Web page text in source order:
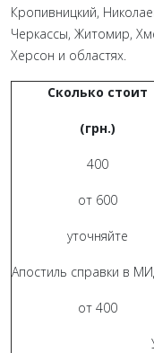
Кропивницкий,
Черкассы, Житомир,
Херсон и областях.
Сколько стоит
(грн.)
400
от 600
уточняйте
Апостиль справки в
от 400